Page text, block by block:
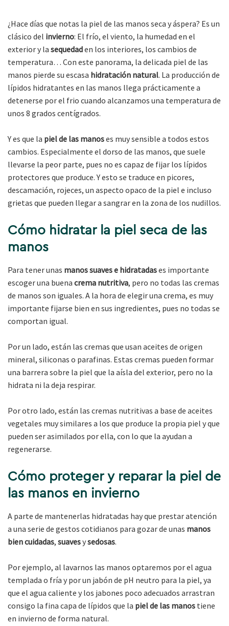
¿Hace días que notas la piel de las manos seca y áspera? Es un
clásico del invierno: El frío, el viento, la humedad en el
exterior y la sequedaden los interiores, los cambios de
temperatura… Con este panorama, la delicada piel de las
manos pierde su escasa hidratación natural. La producción de
lípidos hidratantes en las manos llega prácticamente a
detenerse por el frio cuando alcanzamos una temperatura de
unos 8 grados centígrados.
Y es que la piel de las manoses muy sensible a todos estos
cambios. Especialmente el dorso de las manos, que suele
llevarse la peor parte, pues no es capaz de fijar los lípidos
protectores que produce. Y esto se traduce en picores,
descamación, rojeces, un aspecto opaco de la piel e incluso
grietas que pueden llegar a sangrar en la zona de los nudillos.
Cómo hidratar la piel seca de las
manos
Para tener unas manos suaves e hidratadases importante
escoger una buena crema nutritiva, pero no todas las cremas
de manos son iguales. A la hora de elegir una crema, es muy
importante fijarse bien en sus ingredientes, pues no todas se
comportan igual.
Por un lado, están las cremas que usan aceites de origen
mineral, siliconas o parafinas. Estas cremas pueden formar
una barrera sobre la piel que la aísla del exterior, pero no la
hidrata ni la deja respirar.
Por otro lado, están las cremas nutritivas a base de aceites
vegetales muy similares a los que produce la propia piel y que
pueden ser asimilados por ella, con lo que la ayudan a
regenerarse.
Cómo proteger y reparar la piel de
las manos en invierno
A parte de mantenerlas hidratadas hay que prestar atención
a una serie de gestos cotidianos para gozar de unas manos
bien cuidadas, suavesysedosas.
Por ejemplo, al lavarnos las manos optaremos por el agua
templada o fría y por un jabón de pH neutro para la piel, ya
que el agua caliente y los jabones poco adecuados arrastran
consigo la fina capa de lípidos que la piel de las manos tiene
en invierno de forma natural.